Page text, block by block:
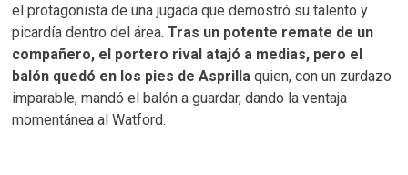
el protagonista de una jugada que demostró su talento y
picardía dentro del área.Tras un potente remate de un
compañero, el portero rival atajó a medias, pero el
balón quedó en los pies de Asprilla quien, con un zurdazo
imparable, mandó el balón a guardar, dando la ventaja
momentánea al Watford.